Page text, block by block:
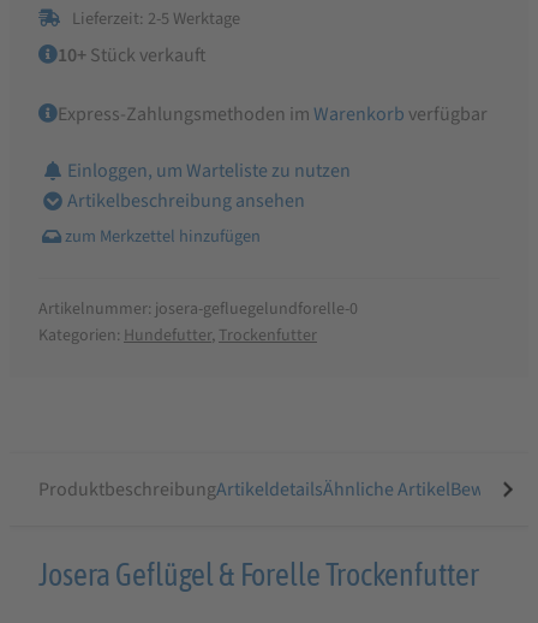
Forelle
Trockenfutter
Lieferzeit: 2-5 Werktage
10+Stück verkauft
Express-Zahlungsmethoden imWarenkorb verfügbar
Einloggen, um Warteliste zu nutzen
Artikelbeschreibung ansehen
Artikelnummer: josera-gefluegelundforelle-0
Kategorien: Hundefutter, Trockenfutter
ProduktbeschreibungArtikeldetailsÄhnliche Artikel
Produktbeschreibung
Josera Geflügel & Forelle Trockenfutter